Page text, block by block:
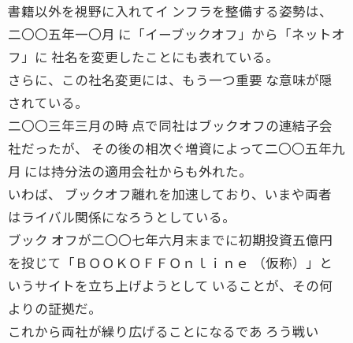
書籍以外を視野に入れてイ ンフラを整備する姿勢は、
二〇〇五年一〇月 に「イーブックオフ」から「ネットオ
フ」に 社名を変更したことにも表れている。
さらに、この社名変更には、もう一つ重要 な意味が隠
されている。
二〇〇三年三月の時 点で同社はブックオフの連結子会
社だったが、 その後の相次ぐ増資によって二〇〇五年九
月 には持分法の適用会社からも外れた。
いわば、 ブックオフ離れを加速しており、いまや両者
はライバル関係になろうとしている。
ブック オフが二〇〇七年六月末までに初期投資五億円
を投じて「ＢＯＯＫＯＦＦＯｎｌｉｎｅ （仮称）」と
いうサイトを立ち上げようとして いることが、その何
よりの証拠だ。
これから両社が繰り広げることになるであ ろう戦い